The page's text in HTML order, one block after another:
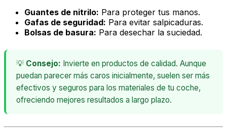
Guantes de nitrilo: Para proteger tus manos.
Gafas de seguridad: Para evitar salpicaduras.
Bolsas de basura: Para desechar la suciedad.
💡 Consejo: Invierte en productos de calidad. Aunque
puedan parecer más caros inicialmente, suelen ser más
efectivos y seguros para los materiales de tu coche,
ofreciendo mejores resultados a largo plazo.